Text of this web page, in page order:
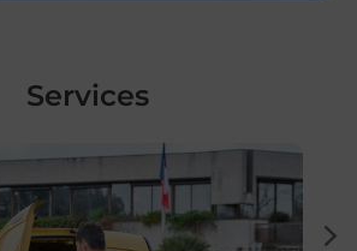
Services